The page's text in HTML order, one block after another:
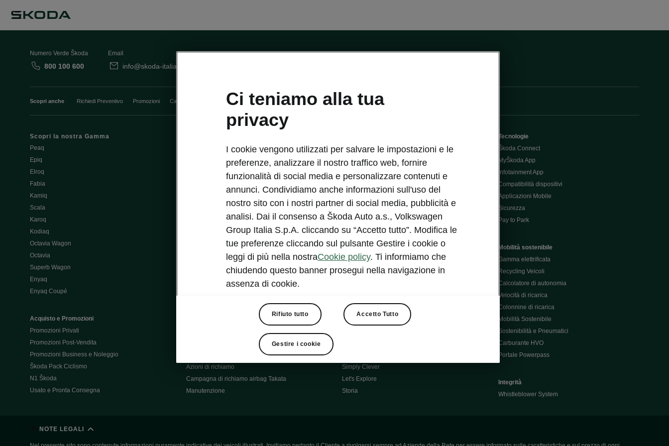
Numero Verde Škoda
800 100 600
Email
info@skoda-italia.it
Scopri anche Richiedi Preventivo Promozioni Cataloghi e Listini Car Configurator Rete Škoda
Scopri la nostra Gamma
Peaq
Epiq
Elroq
Fabia
Kamiq
Scala
Karoq
Kodiaq
Octavia Wagon
Octavia
Superb Wagon
Enyaq
Enyaq Coupé
Acquisto e Promozioni
Promozioni Privati
Promozioni Post-Vendita
Promozioni Business e Noleggio
Škoda Pack Ciclismo
N1 Škoda
Usato e Pronta Consegna
Aziende e P.IVA
Usato Škoda Plus
Cataloghi e listini
Richiedi Preventivo
Richiedi Test Drive
Post-vendita aziende e P.IVA
Škoda Supercard
Azioni di richiamo
Campagna di richiamo airbag Takata
Manutenzione
Informazioni per soccorritori
Dichiarazione di cambio proprietà
Richiedi Assistenza Service
Mondo Škoda
Milano Design Week
Fabia Green Flow
Škoda Official Partner X Factor 202
Elroq Respectline
Contatti
Auto per neopatentati
Simply Clever
Let's Explore
Storia
Tecnologie
Škoda Connect
MyŠkoda App
Infotainment App
Compatibilità dispositivi
Applicazioni Mobile
Sicurezza
Pay to Park
Mobilità sostenibile
Gamma elettrificata
Recycling Veicoli
Calcolatore di autonomia
Velocità di ricarica
Colonnine di ricarica
Mobilità Sostenibile
Sostenibilità e Pneumatici
Carburante HVO
Portale Powerpass
Integrità
Whistleblower System
NOTE LEGALI
Ci teniamo alla tua
privacy
I cookie vengono utilizzati per salvare le impostazioni e le
preferenze, analizzare il nostro traffico web, fornire
funzionalità di social media e personalizzare contenuti e
annunci. Condividiamo anche informazioni sull'uso del
nostro sito con i nostri partner di social media, pubblicità e
analisi. Dai il consenso a Škoda Auto a.s., Volkswagen
Group Italia S.p.A. cliccando su “Accetto tutto”. Modifica le
tue preferenze cliccando sul pulsante Gestire i cookie o
leggi di più nella nostraCookie policy. Ti informiamo che
chiudendo questo banner prosegui nella navigazione in
assenza di cookie.
Rifiuto tutto Accetto Tutto
Gestire i cookie